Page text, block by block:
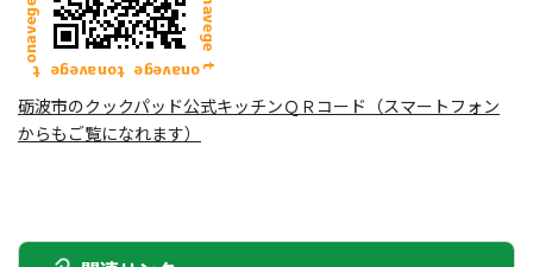
砺波市のクックパッド公式キッチンＱＲコード（スマートフォン
からもご覧になれます）